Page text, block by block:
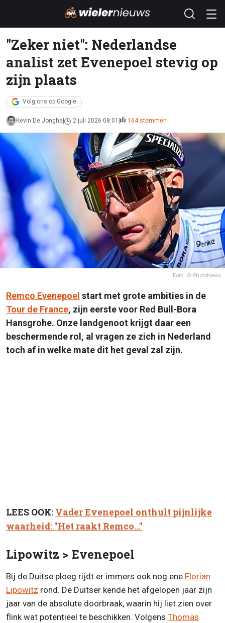
"Zeker niet": Nederlandse
analist zet Evenepoel stevig op
zijn plaats
Volg ons op Google
Kevin De Jonghe 2 juli 2026 08:01 164 stemmen
Foto: © PhotoNews
Remco Evenepoel start met grote ambities in de
Tour de France, zijn eerste voor Red Bull-Bora
Hansgrohe. Onze landgenoot krijgt daar een
beschermende rol, al vragen ze zich in Nederland
toch af in welke mate dit het geval zal zijn.
LEES OOK: Vader Evenepoel onthult pijnlijke
waarheid: "Het raakt Remco..."
Lipowitz > Evenepoel
Bij de Duitse ploeg rijdt er immers ook nog ene Florian
Lipowitz rond. De Duitser kende het afgelopen jaar zijn
jaar van de absolute doorbraak, waarin hij liet zien over
flink wat potentieel te beschikken. Volgens Thomas